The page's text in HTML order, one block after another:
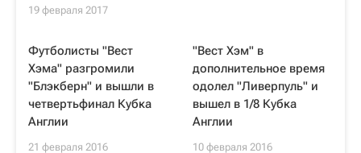
19 февраля 2017
Футболисты "Вест
Хэма" разгромили
"Блэкберн" и вышли в
четвертьфинал Кубка
Англии
21 февраля 2016
"Вест Хэм" в
дополнительное время
одолел "Ливерпуль" и
вышел в 1/8 Кубка
Англии
10 февраля 2016